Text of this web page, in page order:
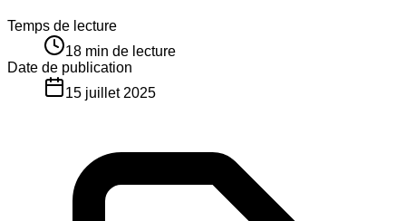
Temps de lecture
18 min de lecture
Date de publication
15 juillet 2025